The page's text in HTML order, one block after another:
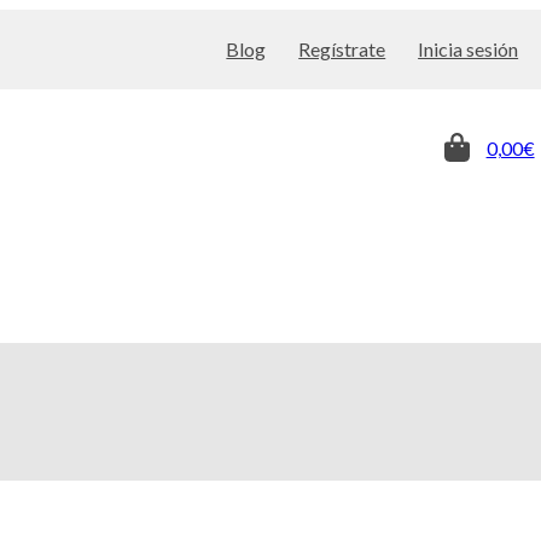
Blog Regístrate Inicia sesión
0,00€